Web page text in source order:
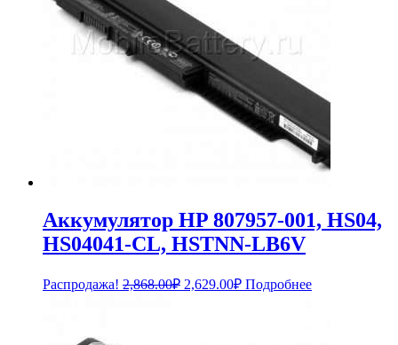
Аккумулятор HP 807957-001, HS04,
HS04041-CL, HSTNN-LB6V
Распродажа! 2,868.00₽ Первоначальная
2,629.00₽Текущая
цена:
Подробнее